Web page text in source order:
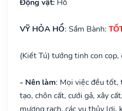
Động vật: Hổ
VỸ HỎA HỔ: Sầm Bành:
(Kiết Tú) tướng tinh con
- Nên làm: Mọi việc đều tốt,
tạo, chôn cất, cưới gả, xây